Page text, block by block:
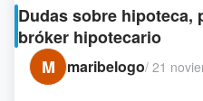
Dudas sobre hipoteca,
bróker hipotecario
M
maribelogo/ 21